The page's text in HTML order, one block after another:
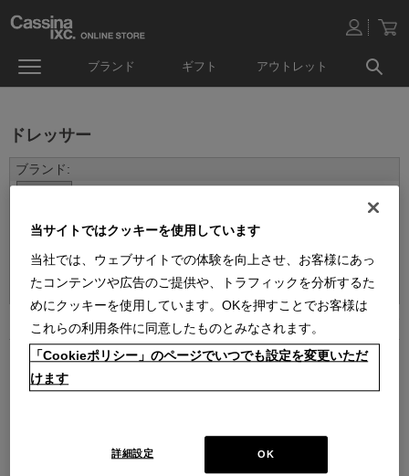
ブランド ギフト アウトレット
ドレッサー
並べ替え：
当サイトではクッキーを使用しています
当社では、ウェブサイトでの体験を向上させ、お客様にあっ
たコンテンツや広告のご提供や、トラフィックを分析するた
めにクッキーを使用しています。OKを押すことでお客様は
これらの利用条件に同意したものとみなされます。
「Cookieポリシー」のページでいつでも設定を変更いただ
けます
OK
詳細設定